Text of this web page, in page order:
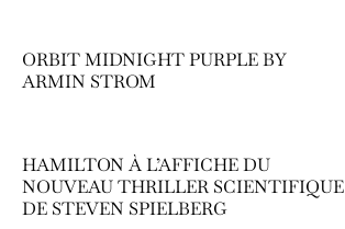
ORBIT MIDNIGHT PURPLE BY
ARMIN STROM
HAMILTON À L’AFFICHE DU
NOUVEAU THRILLER SCIENTIFIQUE
DE STEVEN SPIELBERG